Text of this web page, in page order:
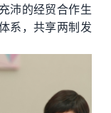
沛的经贸合作生
系，共享两制发